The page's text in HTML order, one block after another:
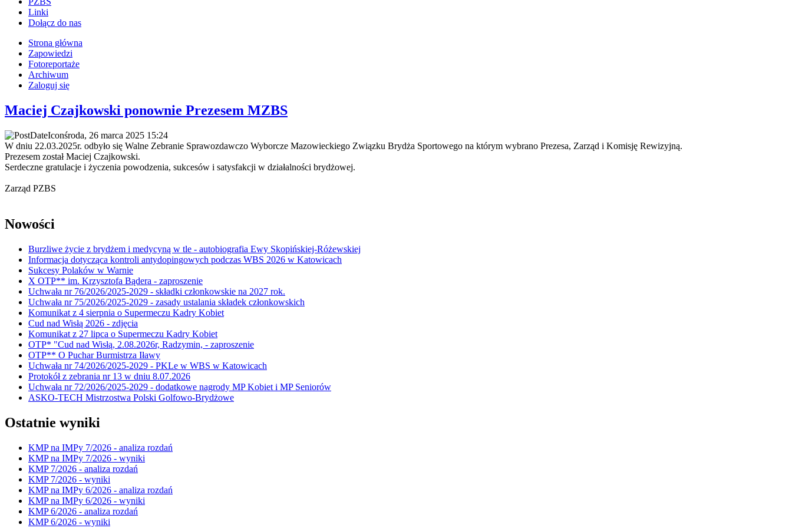
Linki
Dołącz do nas
Strona główna
Zapowiedzi
Fotoreportaże
Archiwum
Zaloguj się
Maciej Czajkowski ponownie Prezesem MZBS
środa, 26 marca 2025 15:24
W dniu 22.03.2025r. odbyło się Walne Zebranie Sprawozdawczo Wyborcze Mazowieckiego Związku Brydża Sportowego na którym wybrano Prezesa, Zarząd i Komisję Rewizyjną.
Prezesem został Maciej Czajkowski.
Serdeczne gratulacje i życzenia powodzenia, sukcesów i satysfakcji w działalności brydżowej.
Zarząd PZBS
Nowości
Burzliwe życie z brydżem i medycyną w tle - autobiografia Ewy Skopińskiej-Różewskiej
Informacja dotycząca kontroli antydopingowych podczas WBS 2026 w Katowicach
Sukcesy Polaków w Warnie
X OTP** im. Krzysztofa Bądera - zaproszenie
Uchwała nr 76/2026/2025-2029 - składki członkowskie na 2027 rok.
Uchwała nr 75/2026/2025-2029 - zasady ustalania składek członkowskich
Komunikat z 4 sierpnia o Supermeczu Kadry Kobiet
Cud nad Wisłą 2026 - zdjęcia
Komunikat z 27 lipca o Supermeczu Kadry Kobiet
OTP* "Cud nad Wisłą, 2.08.2026r, Radzymin, - zaproszenie
OTP** O Puchar Burmistrza Iławy
Uchwała nr 74/2026/2025-2029 - PKLe w WBS w Katowicach
Protokół z zebrania nr 13 w dniu 8.07.2026
Uchwała nr 72/2026/2025-2029 - dodatkowe nagrody MP Kobiet i MP Seniorów
ASKO-TECH Mistrzostwa Polski Golfowo-Brydżowe
Ostatnie wyniki
KMP na IMPy 7/2026 - analiza rozdań
KMP na IMPy 7/2026 - wyniki
KMP 7/2026 - analiza rozdań
KMP 7/2026 - wyniki
KMP na IMPy 6/2026 - analiza rozdań
KMP na IMPy 6/2026 - wyniki
KMP 6/2026 - analiza rozdań
KMP 6/2026 - wyniki